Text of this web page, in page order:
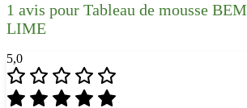
1 avis pour Tableau de mousse
LIME
5,0